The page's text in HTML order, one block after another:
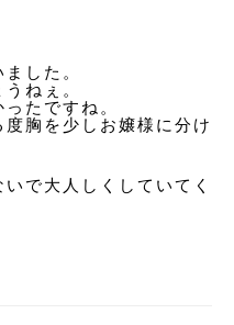
した。
ねぇ。
たですね。
胸を少しお嬢様に分け
で大人しくしていてく